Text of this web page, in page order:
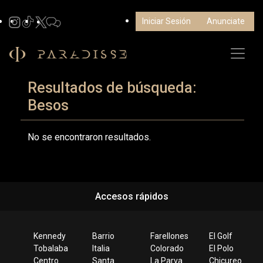
Iniciar Sesión Anunciate
Resultados de búsqueda:
Besos
No se encontraron resultados.
Accesos rápidos
Kennedy
Tobalaba
Centro
Barrio
Italia
Santa
Farellones
Colorado
La Parva
El Golf
El Polo
Chicureo